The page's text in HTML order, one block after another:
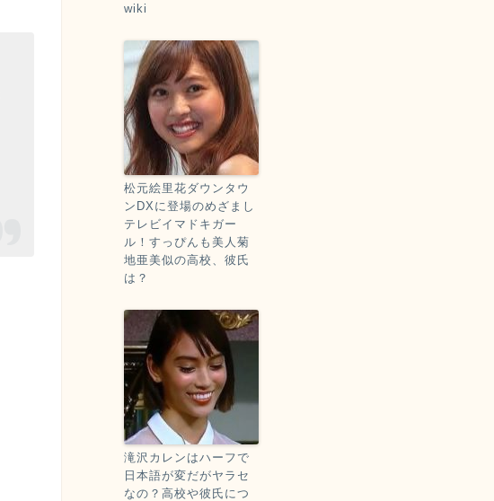
wiki
松元絵里花ダウンタウ
ンDXに登場のめざまし
テレビイマドキガー
ル！すっぴんも美人菊
地亜美似の高校、彼氏
は？
滝沢カレンはハーフで
日本語が変だがヤラセ
なの？高校や彼氏につ